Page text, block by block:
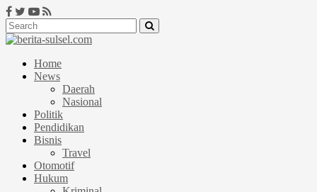
Home
News
Daerah
Nasional
Politik
Pendidikan
Bisnis
Travel
Otomotif
Hukum